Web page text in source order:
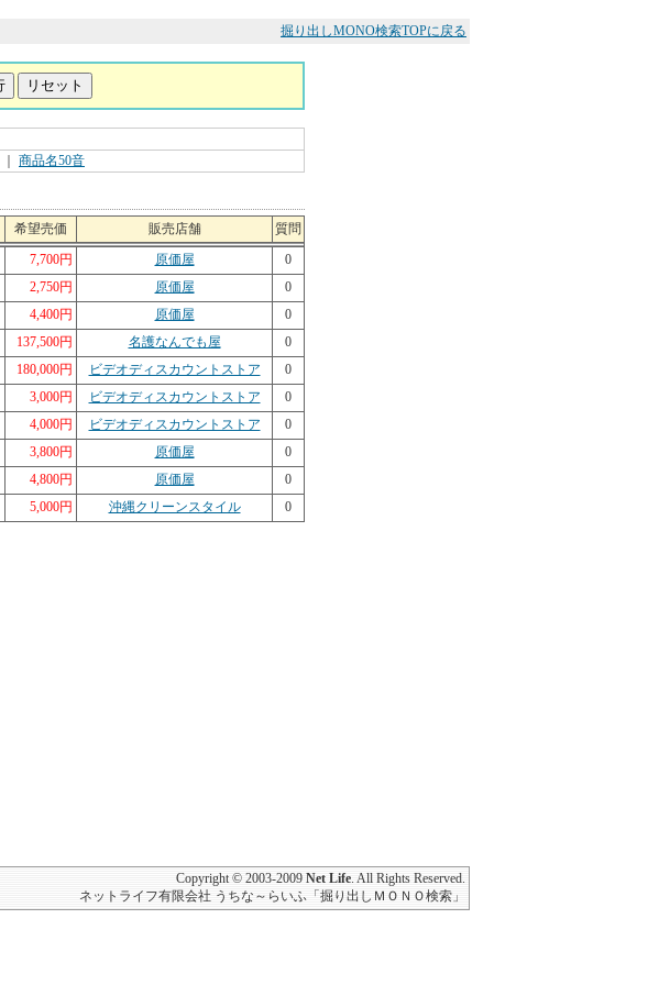
掘り出しMONO検索TOPに戻る
商品名50音
希望売価 販売店舗
質問
7,700円 原価屋
0
2,750円 原価屋
0
4,400円 原価屋
0
137,500円 名護なんでも屋
0
180,000円 ビデオディスカウントストア
0
3,000円 ビデオディスカウントストア
0
4,000円 ビデオディスカウントストア
0
3,800円 原価屋
0
4,800円 原価屋
0
5,000円 沖縄クリーンスタイル
0
Copyright © 2003-2009 Net Life. All Rights Reserved.
ネットライフ有限会社 うちな～らいふ「掘り出しＭＯＮＯ検索」